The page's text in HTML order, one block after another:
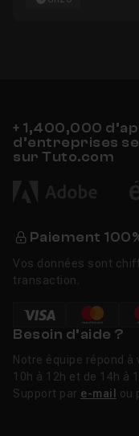
+ 1,400,000
d’entreprises
sur Tuto.com
Paiement
Vos données sont
transaction.
Besoin d’aide ?
Notre équipe répond
10h à 12h et de 14h à
Support par e-mail ou